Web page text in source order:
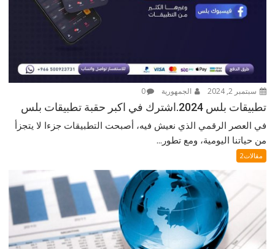
سبتمبر 2, 2024 الجمهورية 0
تطبيقات بلس 2024.اشترك في اكبر حقبة تطبيقات بلس
في العصر الرقمي الذي نعيش فيه، أصبحت التطبيقات جزءا لا يتجزأ
من حياتنا اليومية، ومع تطور...
مقالات2